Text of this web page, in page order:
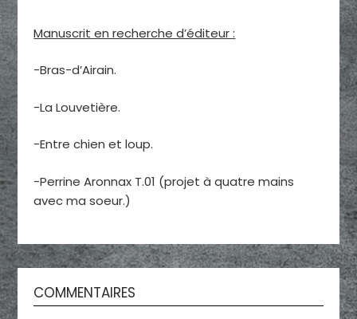
Manuscrit en recherche d’éditeur :
-Bras-d’Airain.
-La Louvetière.
-Entre chien et loup.
-Perrine Aronnax T.01 (projet à quatre mains
avec ma soeur.)
COMMENTAIRES